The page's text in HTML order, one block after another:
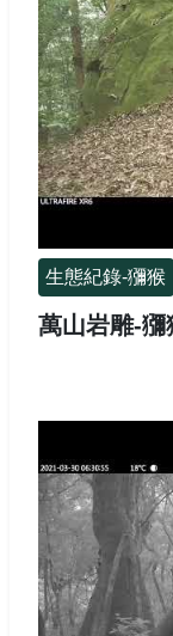
生態紀錄-獼猴
萬山岩雕-獼